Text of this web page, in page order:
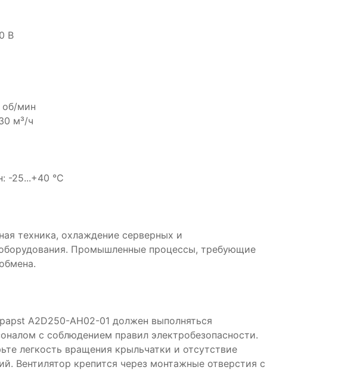
В
об/мин
м³/ч
-25...+40 °C
техника, охлаждение серверных и
Промышленные процессы, требующие
A2D250-AH02-01 должен выполняться
с соблюдением правил электробезопасности.
легкость вращения крыльчатки и отсутствие
Вентилятор крепится через монтажные отверстия с